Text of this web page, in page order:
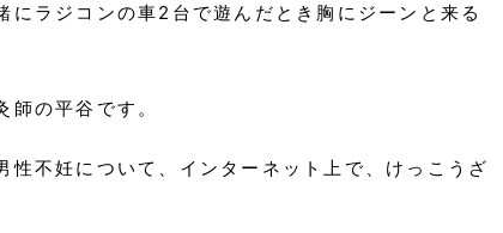
にラジコンの車2台で遊んだとき胸にジーンと来る
師の平谷です。
性不妊について、インターネット上で、けっこうざ